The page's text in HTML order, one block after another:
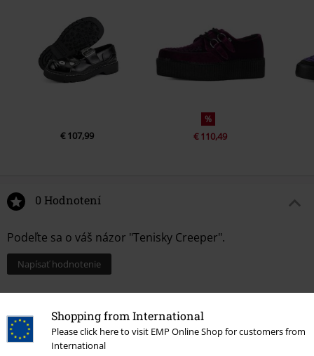
Shopping from International
Please click here to visit EMP Online Shop for customers from
International
€ 107,99
%
€ 110,49
0 Hodnotení
Podeľte sa o váš názor "Tenisky Creeper".
Napísať hodnotenie